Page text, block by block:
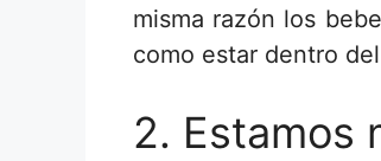
misma razón los
como estar dentro
2. Estamos